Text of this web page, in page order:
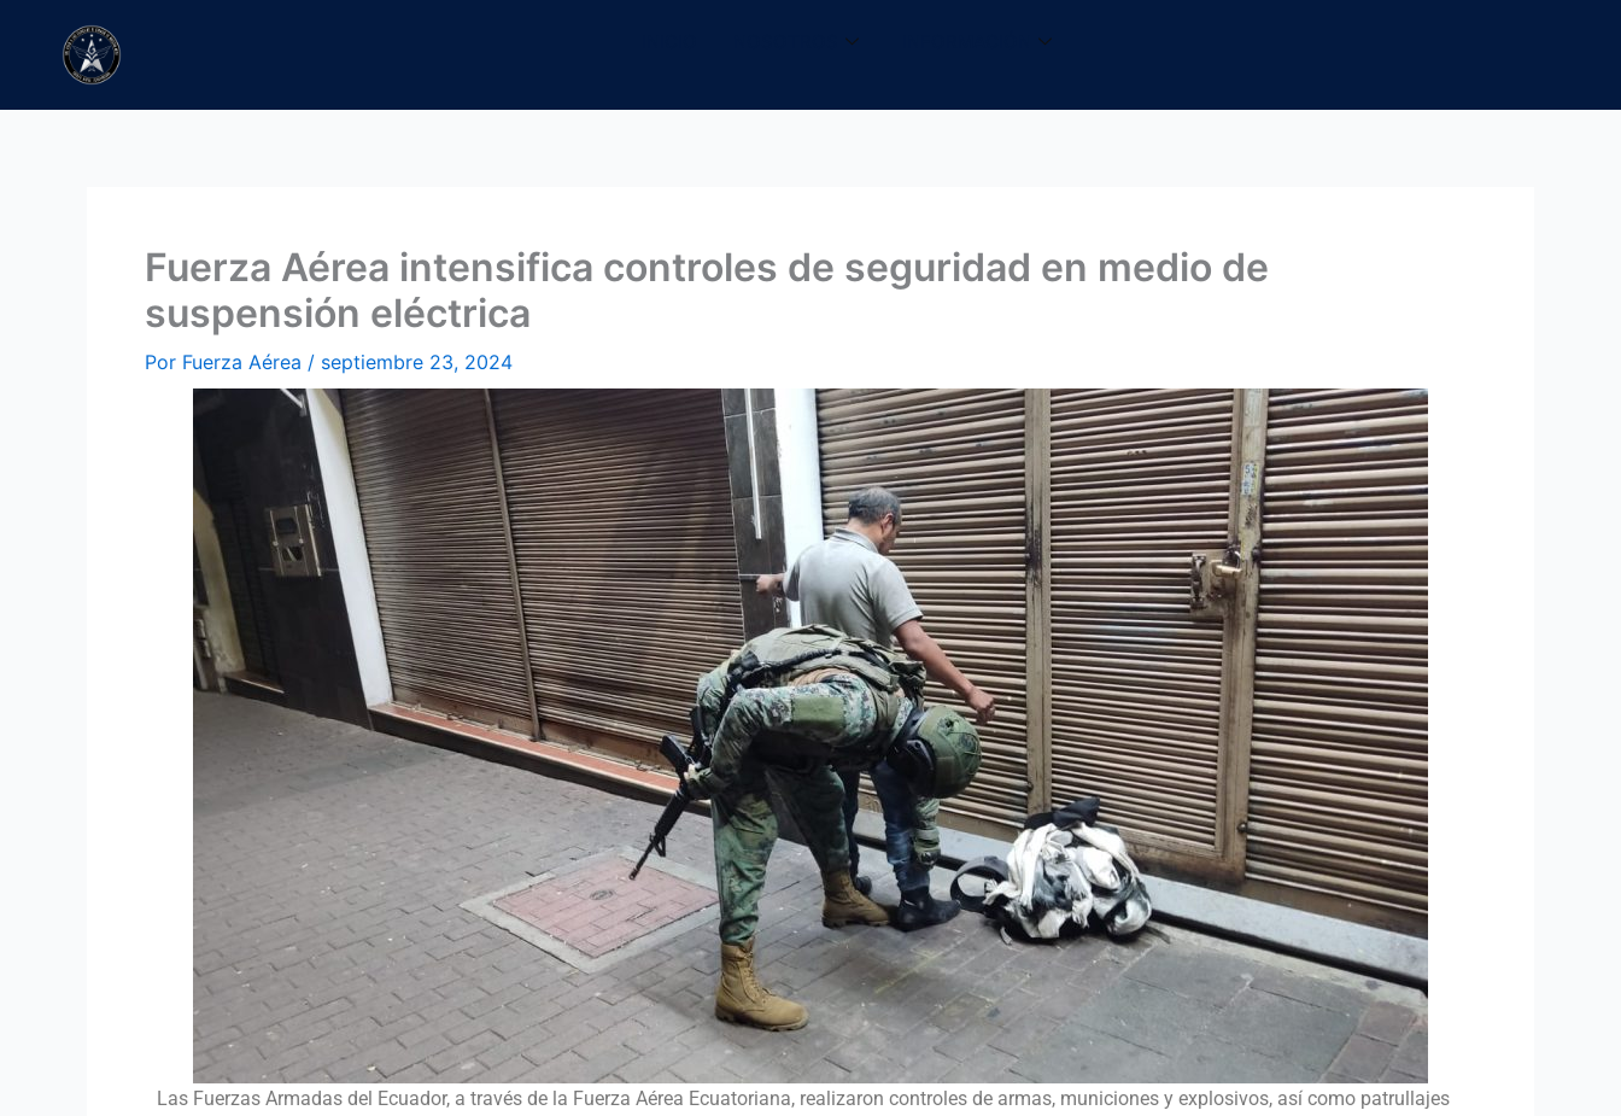
contenido
Fuerza Aérea intensifica controles de seguridad en medio de
suspensión eléctrica
Por Fuerza Aérea / septiembre 23, 2024
Las Fuerzas Armadas del Ecuador, a través de la Fuerza Aérea Ecuatoriana, realizaron controles de armas, municiones y explosivos, así como patrullajes